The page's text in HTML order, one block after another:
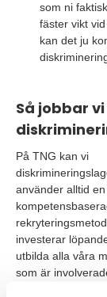
som ni
fäster vikt
kan det ju
Så jobbar
På TNG kan vi
använder alltid
investerar
utbilda alla våra
som är